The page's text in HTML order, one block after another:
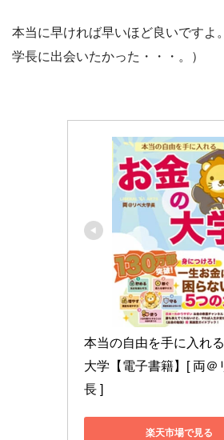
本当に早ければ早いほど良いですよ
学長に出会いたかった・・・。）
本当の自由を手に入れ
大学【電子書籍】[ 両＠
長 ]
楽天市場で見る